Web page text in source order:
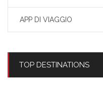
APP DI VIAGGIO
TOP DESTINATIONS